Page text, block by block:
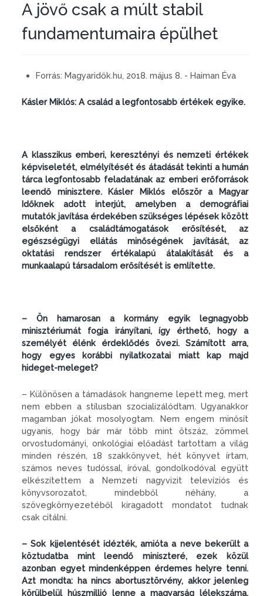
A jövő csak a múlt stabil
fundamentumaira épülhet
Forrás: Magyaridők.hu, 2018. május 8. - Haiman Éva
Kásler Miklós: A család a legfontosabb értékek egyike.
A klasszikus emberi, keresztényi és nemzeti értékek
képviseletét, elmélyítését és átadását tekinti a humán
tárca legfontosabb feladatának az emberi erőforrások
leendő minisztere. Kásler Miklós először a Magyar
Időknek adott interjút, amelyben a demográfiai
mutatók javítása érdekében szükséges lépések között
elsőként a családtámogatások erősítését, az
egészségügyi ellátás minőségének javítását, az
oktatási rendszer értékalapú átalakítását és a
munkaalapú társadalom erősítését is említette.
– Ön hamarosan a kormány egyik legnagyobb
minisztériumát fogja irányítani, így érthető, hogy a
személyét élénk érdeklődés övezi. Számított arra,
hogy egyes korábbi nyilatkozatai miatt kap majd
hideget-meleget?
– Különösen a támadások hangneme lepett meg, mert
nem ebben a stílusban szocializálódtam. Ugyanakkor
magamban jókat mosolyogtam. Nem engem minősít
ugyanis, hogy bár már több mint ötszáz, zömmel
orvostudományi, onkológiai előadást tartottam a világ
minden részén, 18 szakkönyvet, hét könyvet írtam,
számos neves tudóssal, íróval, gondolkodóval együtt
elkészítettem a Nemzeti nagyvizit televíziós és
könyvsorozatot, mindebből néhány, a
szövegkörnyezetéből kiragadott mondatot tudnak
csak citálni.
– Sok kijelentését idézték, amióta a neve bekerült a
köztudatba mint leendő miniszteré, ezek közül
azonban egyet mindenképpen érdemes helyre tenni.
Azt mondta: ha nincs abortusztörvény, akkor jelenleg
körülbelül húszmillió lenne a magyarság lélekszáma.